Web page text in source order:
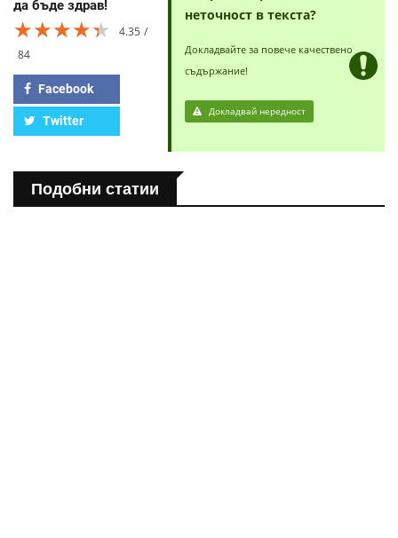
да бъде здрав!
★★★★★
★★★★★
★★★★★
4.35
84
Facebook
Twitter
неточност в текста?
Докладвайте за повече качествено
съдържание!
Докладвай нередност
Подобни статии